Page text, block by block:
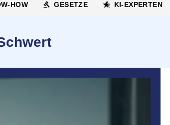
HOW GESETZE KI-EXPERTEN